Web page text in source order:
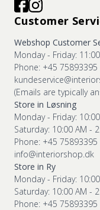
Customer
Webshop Customer
Monday - Friday:
Phone: +45
(Emails are typically
Store in Løsning
Monday - Friday:
Saturday: 10:00 AM -
Phone: +45
info@interiorshop.dk
Store in Ry
Monday - Friday:
Saturday: 10:00 AM -
Phone: +45